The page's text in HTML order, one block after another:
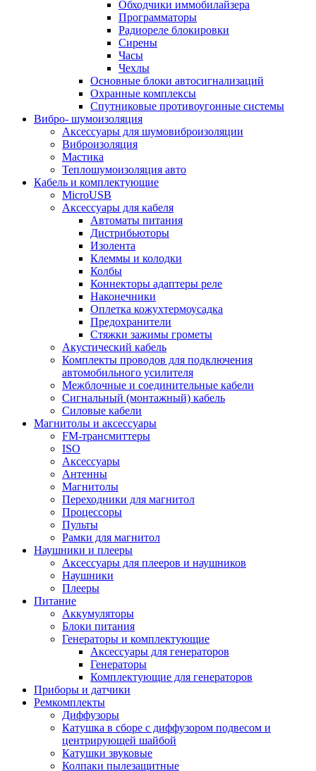
Обходчики иммобилайзера
Программаторы
Радиореле блокировки
Сирены
Часы
Чехлы
Основные блоки автосигнализаций
Охранные комплексы
Спутниковые противоугонные системы
Вибро- шумоизоляция
Аксессуары для шумовиброизоляции
Виброизоляция
Мастика
Теплошумоизоляция авто
Кабель и комплектующие
MicroUSB
Аксессуары для кабеля
Автоматы питания
Дистрибьюторы
Изолента
Клеммы и колодки
Колбы
Коннекторы адаптеры реле
Наконечники
Оплетка кожухтермоусадка
Предохранители
Стяжки зажимы грометы
Акустический кабель
Комплекты проводов для подключения
автомобильного усилителя
Межблочные и соединительные кабели
Сигнальный (монтажный) кабель
Силовые кабели
Магнитолы и аксессуары
FM-трансмиттеры
ISO
Аксессуары
Антенны
Магнитолы
Переходники для магнитол
Процессоры
Пульты
Рамки для магнитол
Наушники и плееры
Аксессуары для плееров и наушников
Наушники
Плееры
Питание
Аккумуляторы
Блоки питания
Генераторы и комплектующие
Аксессуары для генераторов
Генераторы
Комплектующие для генераторов
Приборы и датчики
Ремкомплекты
Диффузоры
Катушка в сборе с диффузором подвесом и
центрирующей шайбой
Катушки звуковые
Колпаки пылезащитные